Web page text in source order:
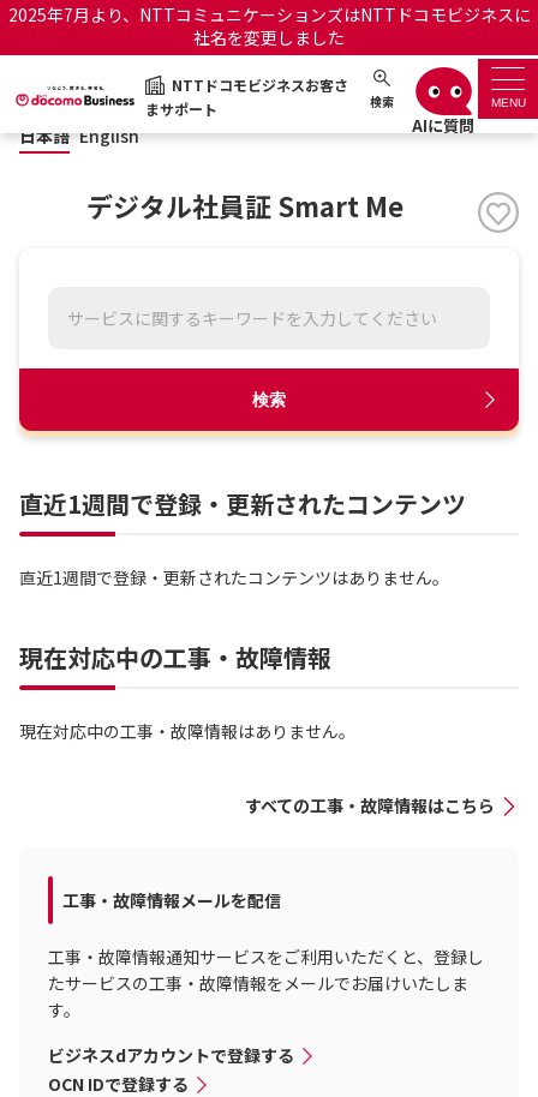
2025年7月より、NTTコミュニケーションズはNTTドコモビジネスに
社名を変更しました
NTTドコモビジネスお客さ
まサポート
検索 MENU
NTTドコモビジネスお客さまサポート 日本語 English
サポートトップ
サービス名から探す
OCNのお客さまはこちら
ビス
オフィシャルサイト
日本語 English
デジタル社員証 Smart Me
検索
直近1週間で登録・更新されたコンテンツ
直近1週間で登録・更新されたコンテンツはありません。
現在対応中の工事・故障情報
現在対応中の工事・故障情報はありません。
すべての工事・故障情報はこちら
工事・故障情報メールを配信
工事・故障情報通知サービスをご利用いただくと、登録し
たサービスの工事・故障情報をメールでお届けいたしま
す。
ビジネスdアカウントで登録する
OCN IDで登録する